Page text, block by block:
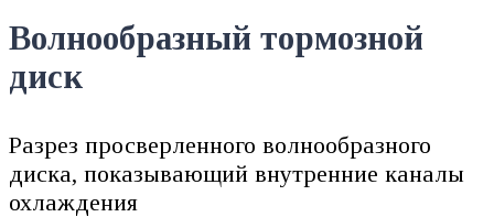
Волнообразный тормозной
диск
Разрез просверленного волнообразного
диска, показывающий внутренние каналы
охлаждения